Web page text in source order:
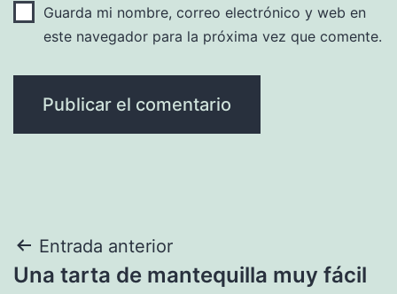
Guarda mi nombre, correo electrónico y web en
este navegador para la próxima vez que comente.
Navegación
Entrada anterior
Una tarta de mantequilla muy fácil